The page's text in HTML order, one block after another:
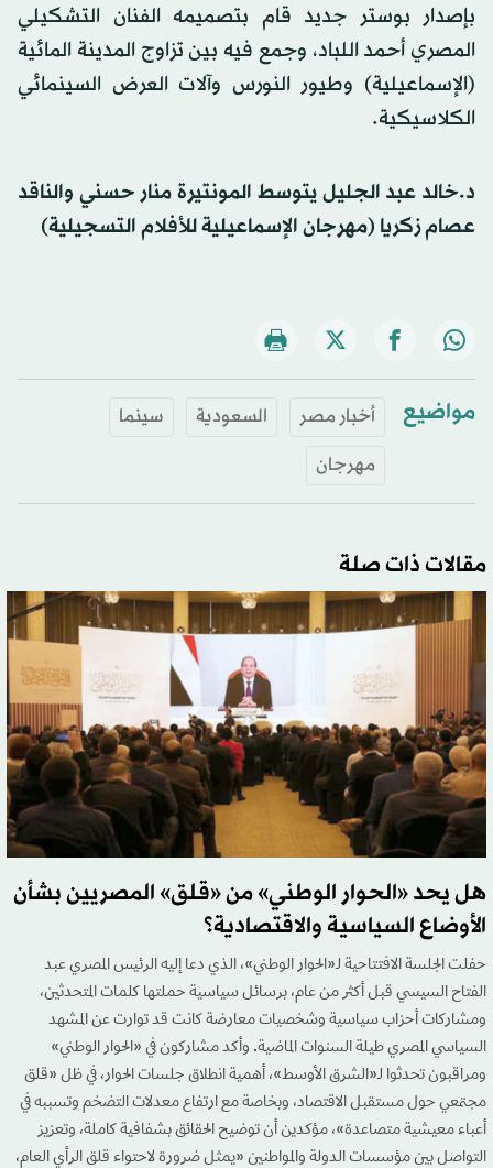
بإصدار بوستر جديد قام بتصميمه الفنان التشكيلي
المصري أحمد اللباد، وجمع فيه بين تزاوج المدينة المائية
(الإسماعيلية) وطيور النورس وآلات العرض السينمائي
الكلاسيكية.
د.خالد عبد الجليل يتوسط المونتيرة منار حسني والناقد
عصام زكريا (مهرجان الإسماعيلية للأفلام التسجيلية)
مواضيع أخبار مصر السعودية
سينما
مهرجان
مقالات ذات صلة
هل يحد «الحوار الوطني» من «قلق» المصريين بشأن
الأوضاع السياسية والاقتصادية؟
حفلت الجلسة الافتتاحية لـ«الحوار الوطني»، الذي دعا إليه الرئيس المصري عبد
الفتاح السيسي قبل أكثر من عام، برسائل سياسية حملتها كلمات المتحدثين،
ومشاركات أحزاب سياسية وشخصيات معارضة كانت قد توارت عن المشهد
السياسي المصري طيلة السنوات الماضية. وأكد مشاركون في «الحوار الوطني»
ومراقبون تحدثوا لـ«الشرق الأوسط»، أهمية انطلاق جلسات الحوار، في ظل «قلق
مجتمعي حول مستقبل الاقتصاد، وبخاصة مع ارتفاع معدلات التضخم وتسببه في
أعباء معيشية متصاعدة»، مؤكدين أن توضيح الحقائق بشفافية كاملة، وتعزيز
التواصل بين مؤسسات الدولة والمواطنين «يمثل ضرورة لاحتواء قلق الرأي العام،